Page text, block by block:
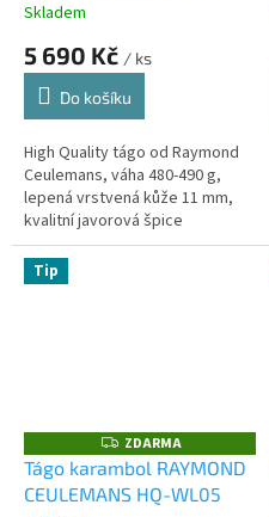
Skladem
5 690 Kč / ks
Do košíku
High Quality tágo od Raymond
Ceulemans, váha 480-490 g,
lepená vrstvená kůže 11 mm,
kvalitní javorová špice
Tip
Z
D
A
R
ZDARMA
Tágo karambol RAYMOND
CEULEMANS HQ-WL05